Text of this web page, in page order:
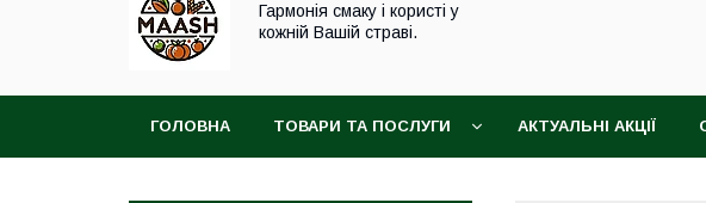
Гармонія смаку і користі у
кожній Вашій страві.
ГОЛОВНА ТОВАРИ ТА ПОСЛУГИ АКТУАЛЬНІ АКЦІЇ